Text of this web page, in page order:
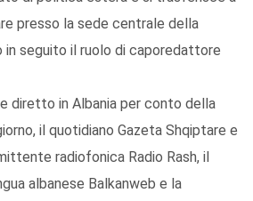
presso la sede centrale della
in seguito il ruolo di caporedattore
diretto in Albania per conto della
il quotidiano Gazeta Shqiptare e
radiofonica Radio Rash, il
albanese Balkanweb e la